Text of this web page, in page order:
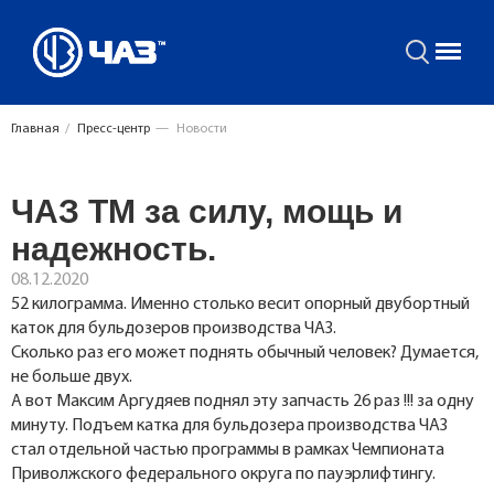
Главная / Пресс-центр — Новости
ЧАЗ ТМ за силу, мощь и
надежность.
08.12.2020
52 килограмма. Именно столько весит опорный двубортный
каток для бульдозеров производства ЧАЗ.
Сколько раз его может поднять обычный человек? Думается,
не больше двух.
А вот Максим Аргудяев поднял эту запчасть 26 раз !!! за одну
минуту. Подъем катка для бульдозера производства ЧАЗ
стал отдельной частью программы в рамках Чемпионата
Приволжского федерального округа по пауэрлифтингу.